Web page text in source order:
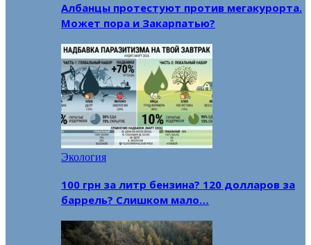
Албанцы протестуют против мегакурорта.
Может пора и Закарпатью?
Экология
100 грн за литр бензина? 120 долларов за
баррель? Слишком мало…